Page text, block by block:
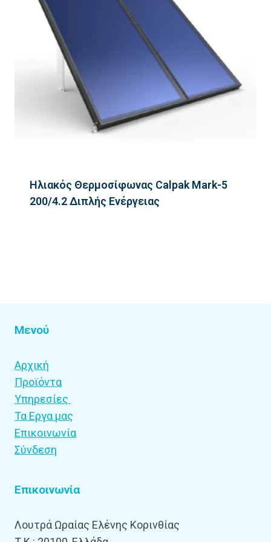
Ηλιακός Θερμοσίφωνας Calpak Mark-5
200/4.2 Διπλής Ενέργειας
Μενού
Αρχική
Προϊόντα
Υπηρεσίες
Τα Εργα μας
Επικοινωνία
Σύνδεση
Επικοινωνία
Λουτρά Ωραίας Ελένης Κορινθίας